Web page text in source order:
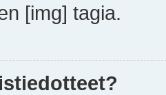
[img] tagia.